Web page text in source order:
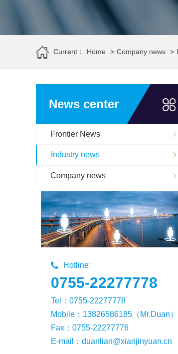
Current： Home > Company news >
News center
Frontier News
Industry news
Company news
Hotline:
0755-22277778
Tel：0755-22277778
Mobile：13826586185（Mr.Duan）
Fax：0755-22277776
E-mail：duanlian@xianjinyuan.cn